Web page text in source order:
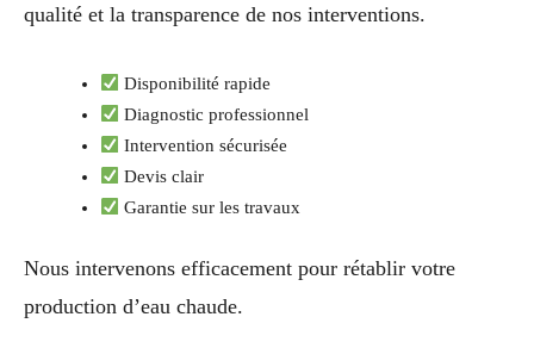
qualité et la transparence de nos interventions.
Disponibilité rapide
Diagnostic professionnel
Intervention sécurisée
Devis clair
Garantie sur les travaux
Nous intervenons efficacement pour rétablir votre
production d’eau chaude.